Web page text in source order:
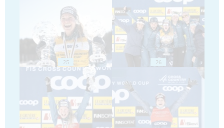
25 26